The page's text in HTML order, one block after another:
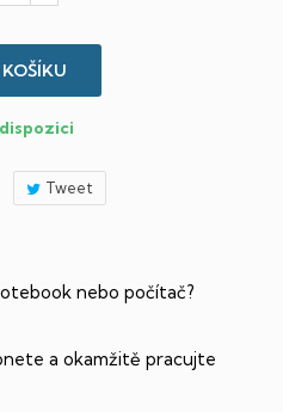
Tweet
nebo počítač?
a okamžitě pracujte